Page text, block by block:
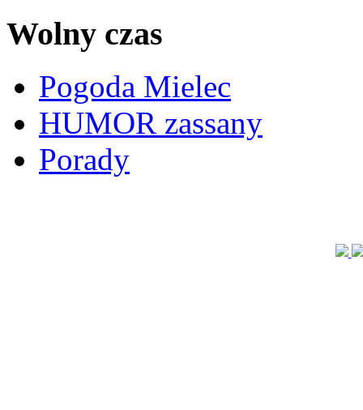
Wolny czas
Pogoda Mielec
HUMOR zassany
Porady